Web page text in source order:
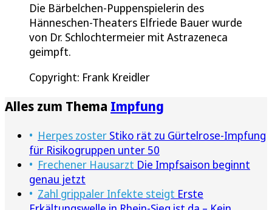
Die Bärbelchen-Puppenspielerin des
Hänneschen-Theaters Elfriede Bauer wurde
von Dr. Schlochtermeier mit Astrazeneca
geimpft.
Copyright: Frank Kreidler
Alles zum Thema Impfung
Herpes zoster Stiko rät zu Gürtelrose-Impfung
für Risikogruppen unter 50
Frechener Hausarzt Die Impfsaison beginnt
genau jetzt
Zahl grippaler Infekte steigt Erste